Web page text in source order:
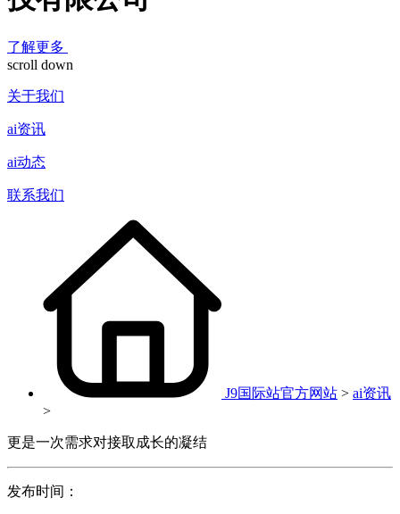
了解更多
scroll down
关于我们
ai资讯
ai动态
联系我们
J9国际站官方网站 > ai资讯
>
更是一次需求对接取成长的凝结
发布时间：